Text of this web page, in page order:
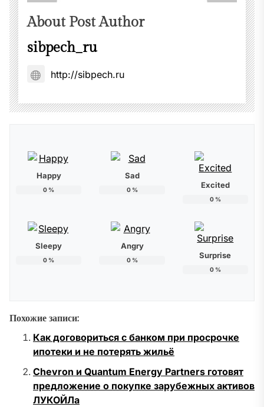
About Post Author
sibpech_ru
http://sibpech.ru
Happy
0 %
Sad
0% Excited
0%
Sleepy
0 %
Angry
0% Surprise
0%
Похожие записи:
Как договориться с банком при просрочке
ипотеки и не потерять жильё
Chevron и Quantum Energy Partners готовят
предложение о покупке зарубежных активов
ЛУКОЙЛа